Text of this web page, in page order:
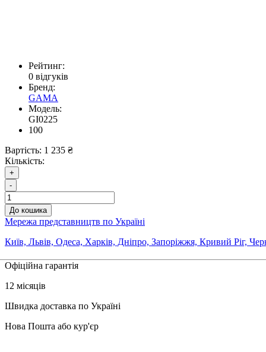
Рейтинг:
0 відгуків
Бренд:
GAMA
Модель:
GI0225
100
Вартість: 1 235 ₴
Кількість:
+
-
До кошика
Мережа представництв по Україні
Київ, Львів, Одеса, Харків, Дніпро, Запоріжжя, Кривий Ріг,
Офіційна гарантія
12 місяців
Швидка доставка по Україні
Нова Пошта або кур'єр